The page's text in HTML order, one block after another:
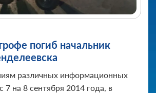
погиб начальник
различных информационных
7 на 8 сентября 2014 года, в